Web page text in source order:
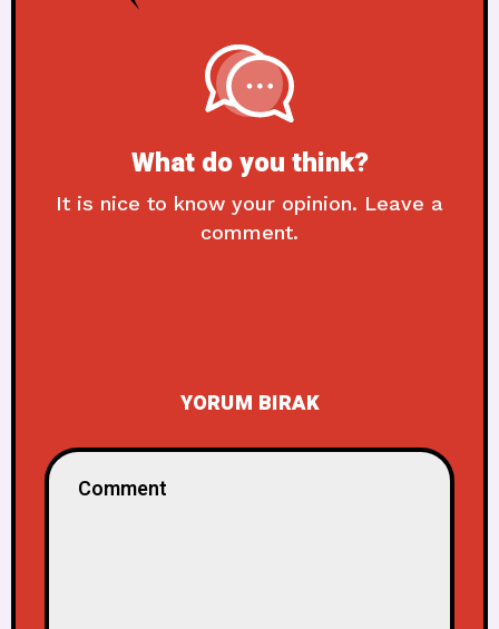
What do you think?
It is nice to know your opinion. Leave a
comment.
YORUM BIRAK